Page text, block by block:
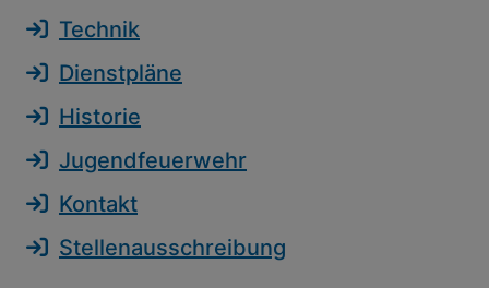
Technik
Dienstpläne
Historie
Jugendfeuerwehr
Kontakt
Stellenausschreibung